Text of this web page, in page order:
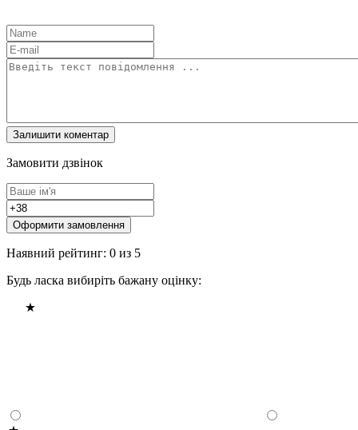
Замовити дзвінок
Оформити замовлення
Наявний рейтинг: 0 из 5
Будь ласка вибиріть бажану оцінку: